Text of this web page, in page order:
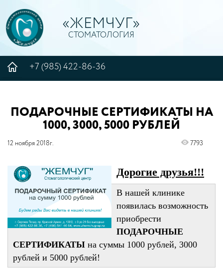
«ЖЕМЧУГ»
СТОМАТОЛОГИЯ
+7 (985) 422-86-36
ПОДАРОЧНЫЕ СЕРТИФИКАТЫ НА
1000, 3000, 5000 РУБЛЕЙ
12 ноября 2018г. 7793
Дорогие друзья!!!
В нашей клинике
появилась возможность
приобрести
ПОДАРОЧНЫЕ
СЕРТИФИКАТЫ на суммы 1000 рублей, 3000
рублей и 5000 рублей!